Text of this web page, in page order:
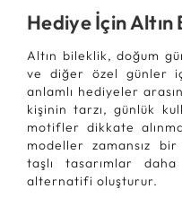
Hediye İçin Altın
Altın bileklik, doğum
ve diğer özel günler
anlamlı hediyeler
kişinin tarzı, günlük
motifler dikkate
modeller zamansız
taşlı tasarımlar
alternatifi oluşturur.